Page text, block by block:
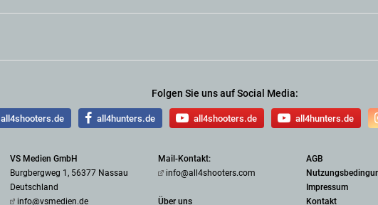
Folgen Sie uns auf Social Media:
all4shooters.de all4hunters.de all4shooters.de all4hunters.de
VS Medien GmbH
Burgbergweg 1, 56377 Nassau
Deutschland
info@vsmedien.de
Mail-Kontakt:
info@all4shooters.com
Über uns
AGB
Impressum
Kontakt